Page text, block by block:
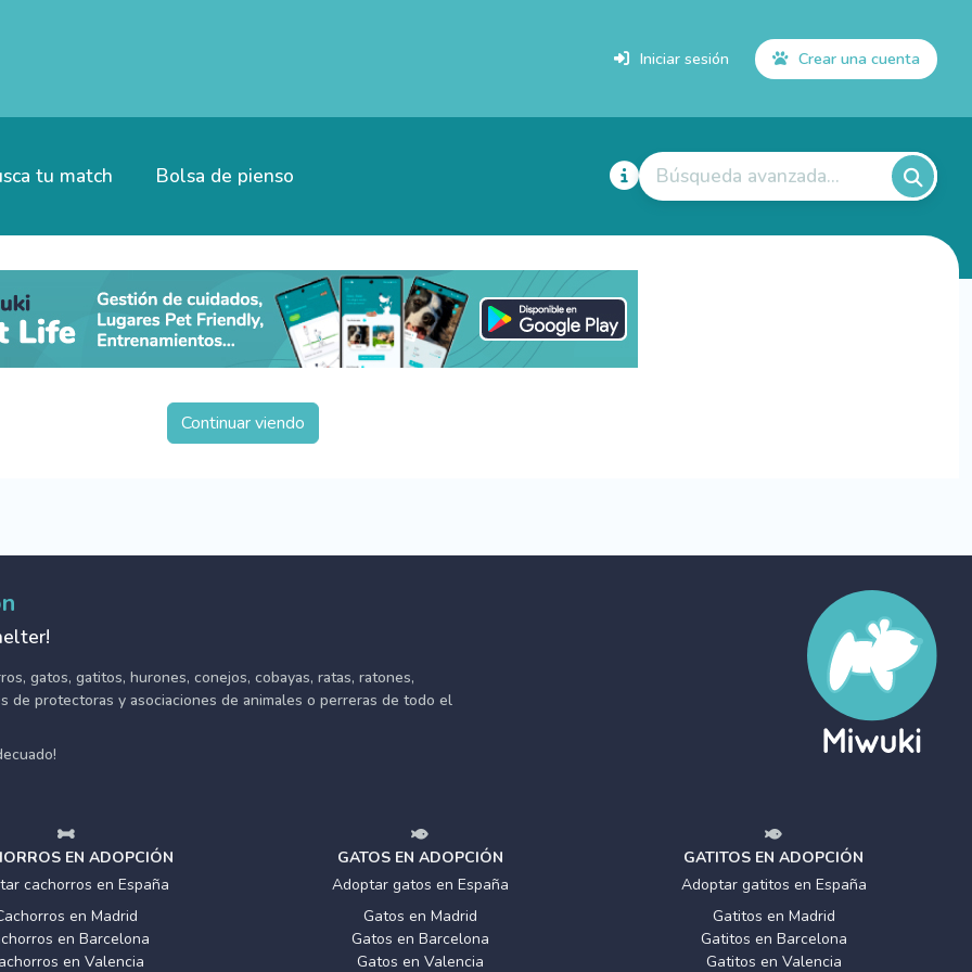
Iniciar sesión Crear una cuenta
tu match Bolsa de pienso Búsqueda avanzada...
Continuar viendo
gatos, gatitos, hurones, conejos, cobayas, ratas, ratones,
de protectoras y asociaciones de animales o perreras de todo el
EN ADOPCIÓN
cachorros en España
en Madrid
en Barcelona
en Valencia
GATOS EN ADOPCIÓN
Adoptar gatos en España
Gatos en Madrid
Gatos en Barcelona
Gatos en Valencia
GATITOS EN ADOPCIÓN
Adoptar gatitos en España
Gatitos en Madrid
Gatitos en Barcelona
Gatitos en Valencia